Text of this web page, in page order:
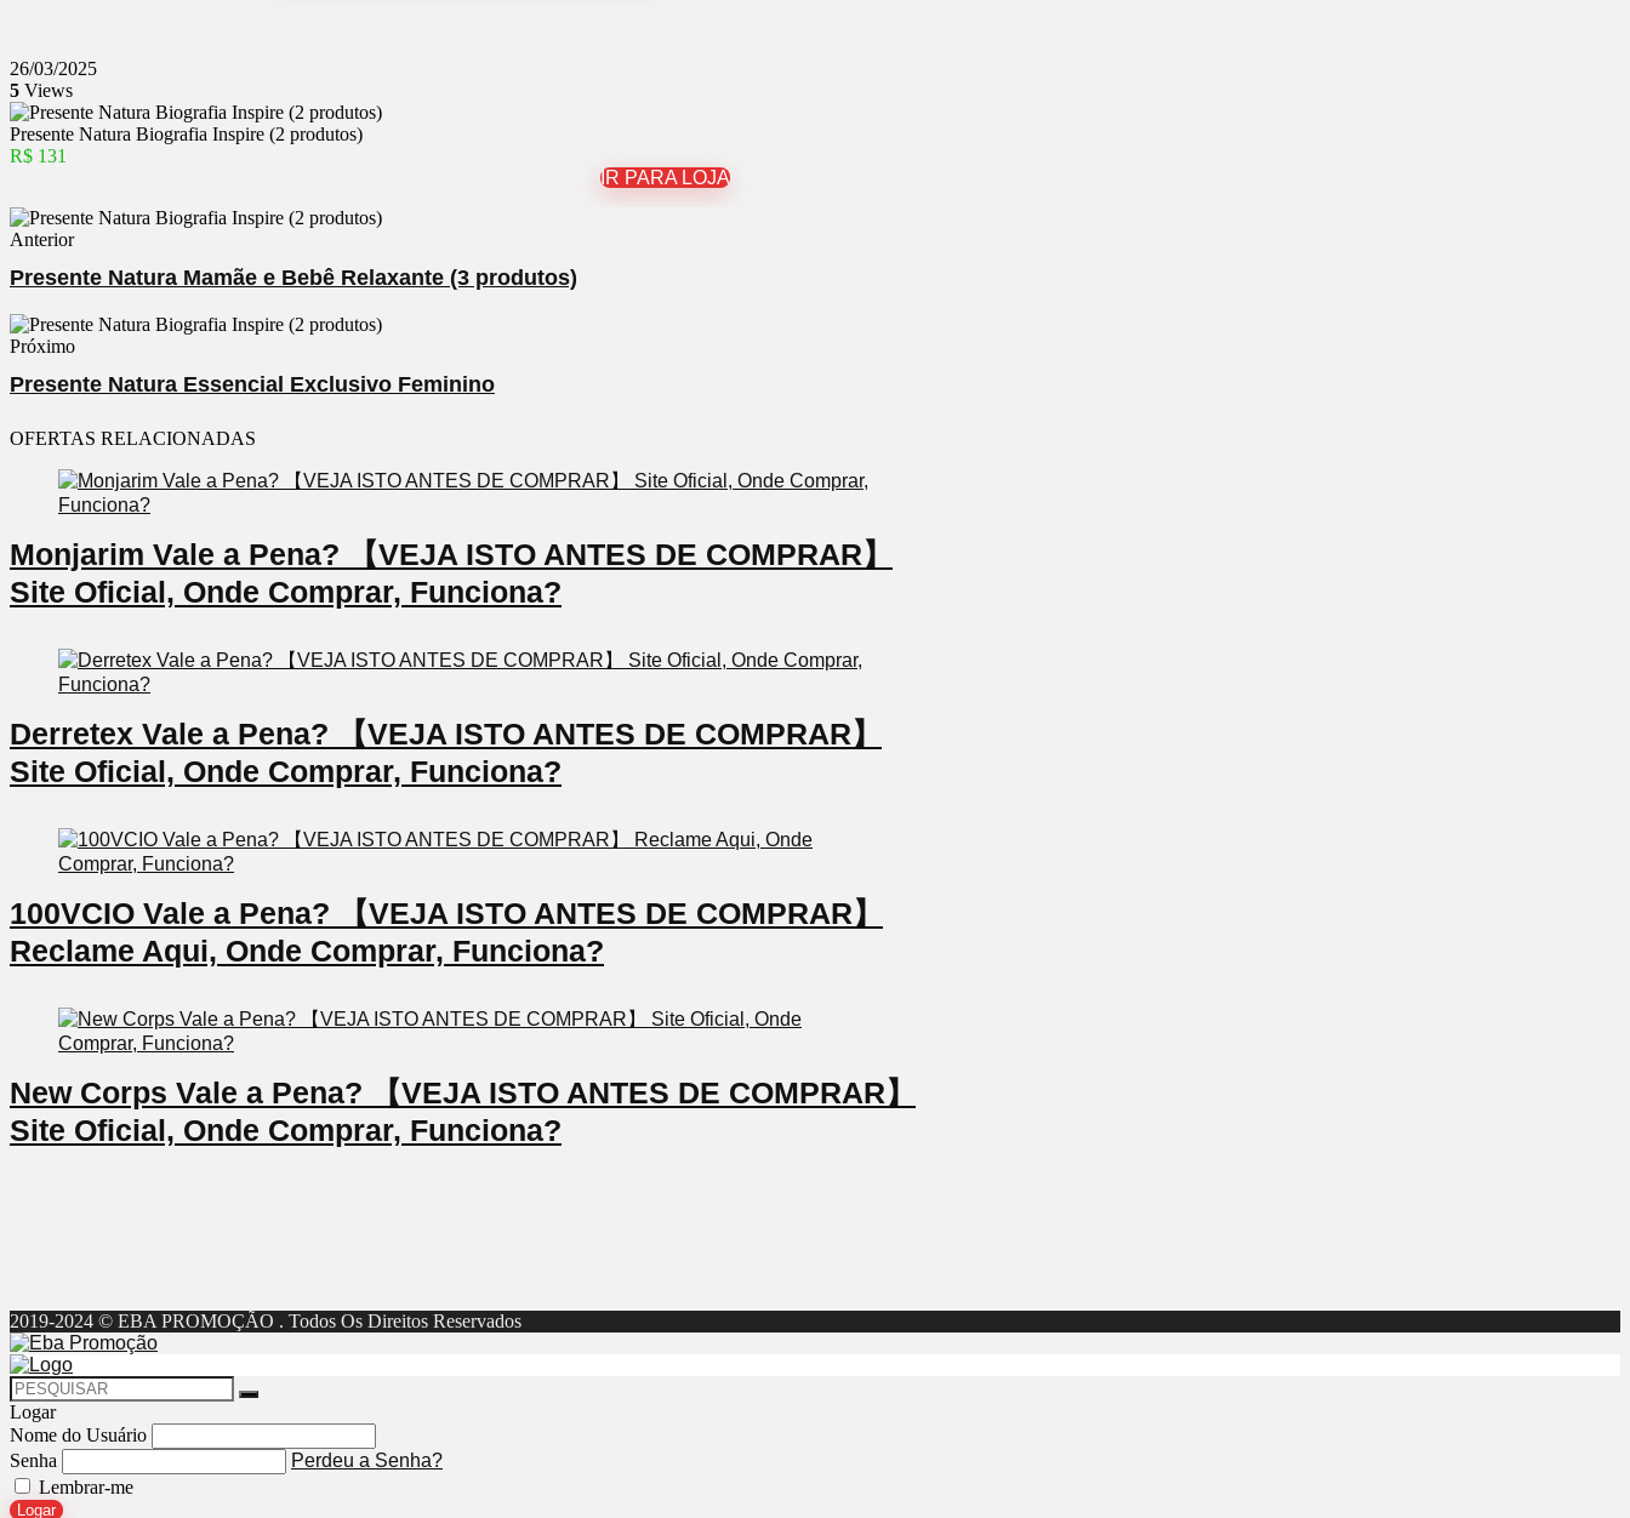
26/03/2025
5 Views
Presente Natura Biografia Inspire (2 produtos)
R$ 131
IR PARA LOJA
Anterior
Presente Natura Mamãe e Bebê Relaxante (3 produtos)
Próximo
Presente Natura Essencial Exclusivo Feminino
OFERTAS RELACIONADAS
Monjarim Vale a Pena? 【VEJA ISTO ANTES DE COMPRAR】
Site Oficial, Onde Comprar, Funciona?
Derretex Vale a Pena? 【VEJA ISTO ANTES DE COMPRAR】
Site Oficial, Onde Comprar, Funciona?
100VCIO Vale a Pena? 【VEJA ISTO ANTES DE COMPRAR】
Reclame Aqui, Onde Comprar, Funciona?
New Corps Vale a Pena? 【VEJA ISTO ANTES DE COMPRAR】
Site Oficial, Onde Comprar, Funciona?
2019-2024 © EBA PROMOÇÃO . Todos Os Direitos Reservados
Logar
Nome do Usuário
Senha
Perdeu a Senha?
Lembrar-me
Logar